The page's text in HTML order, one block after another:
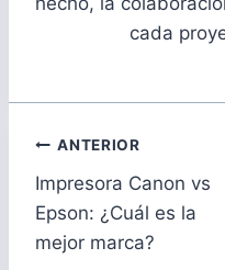
cada
Navegación
de
entradas
ANTERIOR
Impresora Canon vs
Epson: ¿Cuál es la
mejor marca?